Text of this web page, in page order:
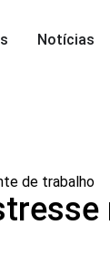
Notícias
de trabalho